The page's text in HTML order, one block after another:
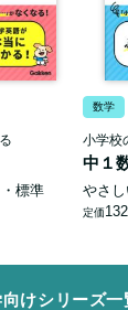
標準
数学
小学校
中１
やさ
定価
けシリーズ一